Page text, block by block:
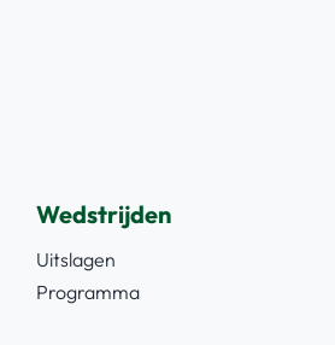
Wedstrijden
Uitslagen
Programma